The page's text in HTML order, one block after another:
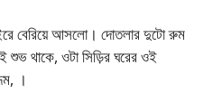
বেরিয়ে আসলো। দোতলার দুটো রুম
থাকে, ওটা সিড়ির ঘরের ওই
।